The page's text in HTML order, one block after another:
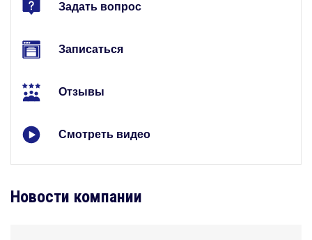
Задать вопрос
Записаться
Отзывы
Смотреть видео
Новости компании